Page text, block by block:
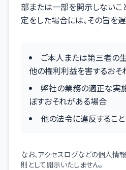
部または一部を開示しないこ
定をした場合には、その旨を
ご本人または第三者の
他の権利利益を害するおそ
弊社の業務の適正な実
ぼすおそれがある場合
他の法令に違反するこ
なお、アクセスログなどの個人情
則として開示いたしません。